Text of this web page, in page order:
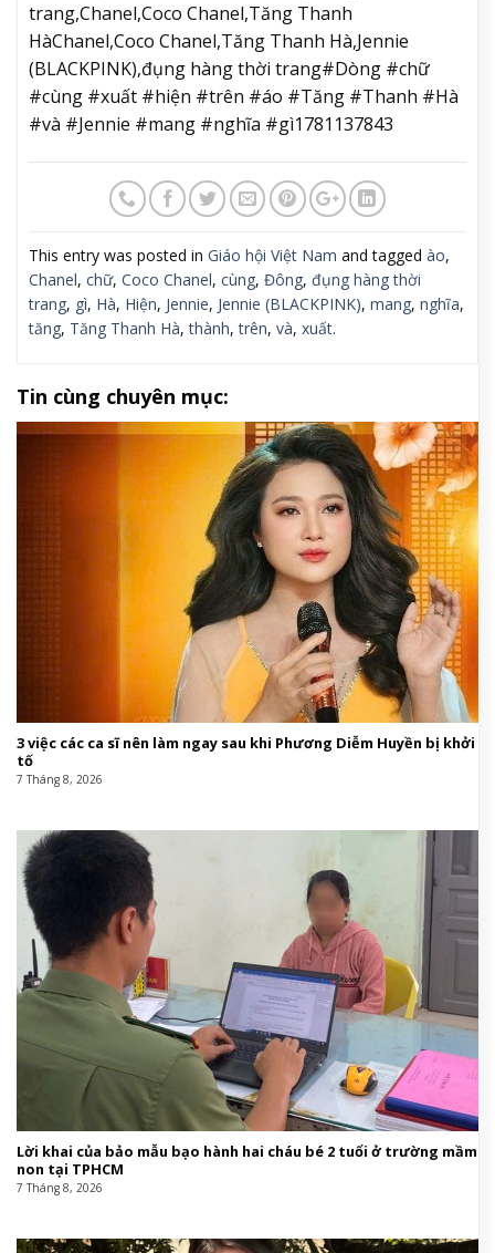
trang,Chanel,Coco Chanel,Tăng Thanh
HàChanel,Coco Chanel,Tăng Thanh Hà,Jennie
(BLACKPINK),đụng hàng thời trang#Dòng #chữ
#cùng #xuất #hiện #trên #áo #Tăng #Thanh #Hà
#và #Jennie #mang #nghĩa #gì1781137843
This entry was posted in Giáo hội Việt Nam and tagged ào,
Chanel, chữ, Coco Chanel, cùng, Đông, đụng hàng thời
trang, gì, Hà, Hiện, Jennie, Jennie (BLACKPINK), mang, nghĩa,
tăng, Tăng Thanh Hà,thành,trên, và, xuất.
Tin cùng chuyên mục:
3 việc các ca sĩ nên làm ngay sau khi Phương Diễm Huyền bị khởi
tố
7 Tháng 8, 2026
Lời khai của bảo mẫu bạo hành hai cháu bé 2 tuổi ở trường mầm
non tại TPHCM
7 Tháng 8, 2026